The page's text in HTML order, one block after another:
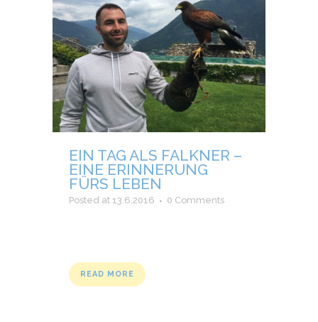
EIN TAG ALS FALKNER –
EINE ERINNERUNG
FÜRS LEBEN
Posted at 13.6.2016 0 Comments
READ MORE